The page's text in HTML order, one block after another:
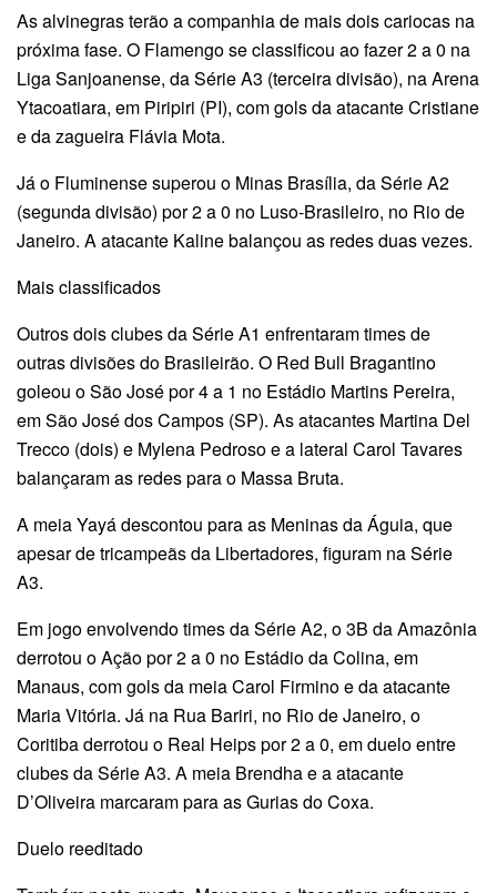
As alvinegras terão a companhia de mais dois cariocas na
próxima fase. O Flamengo se classificou ao fazer 2 a 0 na
Liga Sanjoanense, da Série A3 (terceira divisão), na Arena
Ytacoatiara, em Piripiri (PI), com gols da atacante Cristiane
e da zagueira Flávia Mota.
Já o Fluminense superou o Minas Brasília, da Série A2
(segunda divisão) por 2 a 0 no Luso-Brasileiro, no Rio de
Janeiro. A atacante Kaline balançou as redes duas vezes.
Mais classificados
Outros dois clubes da Série A1 enfrentaram times de
outras divisões do Brasileirão. O Red Bull Bragantino
goleou o São José por 4 a 1 no Estádio Martins Pereira,
em São José dos Campos (SP). As atacantes Martina Del
Trecco (dois) e Mylena Pedroso e a lateral Carol Tavares
balançaram as redes para o Massa Bruta.
A meia Yayá descontou para as Meninas da Águia, que
apesar de tricampeãs da Libertadores, figuram na Série
A3.
Em jogo envolvendo times da Série A2, o 3B da Amazônia
derrotou o Ação por 2 a 0 no Estádio da Colina, em
Manaus, com gols da meia Carol Firmino e da atacante
Maria Vitória. Já na Rua Bariri, no Rio de Janeiro, o
Coritiba derrotou o Real Heips por 2 a 0, em duelo entre
clubes da Série A3. A meia Brendha e a atacante
D’Oliveira marcaram para as Gurias do Coxa.
Duelo reeditado